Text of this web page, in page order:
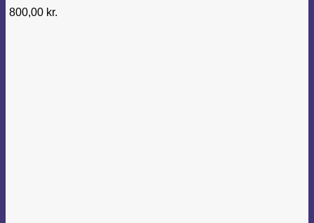
800,00 kr.